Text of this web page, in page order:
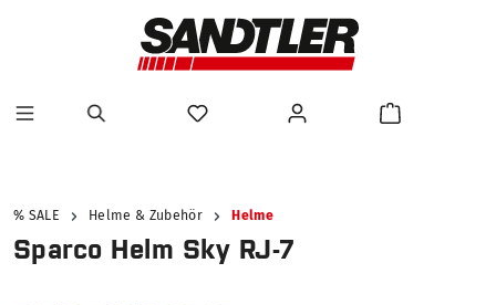
% SALE Helme & Zubehör Helme
Sparco Helm Sky RJ-7